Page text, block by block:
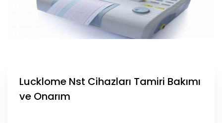
Lucklome Nst Cihazları Tamiri Bakımı
ve Onarım